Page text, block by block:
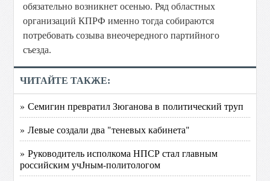
обязательно возникнет осенью. Ряд областных
организаций КПРФ именно тогда собираются
потребовать созыва внеочередного партийного
съезда.
ЧИТАЙТЕ ТАКЖЕ:
» Семигин превратил Зюганова в политический труп
» Левые создали два "теневых кабинета"
» Руководитель исполкома НПСР стал главным
российским учЈным-политологом